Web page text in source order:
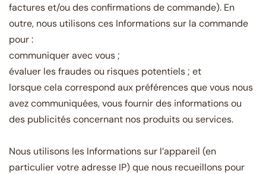
factures et/ou des confirmations de commande). En
outre, nous utilisons ces Informations sur la commande
pour :
communiquer avec vous ;
évaluer les fraudes ou risques potentiels ; et
lorsque cela correspond aux préférences que vous nous
avez communiquées, vous fournir des informations ou
des publicités concernant nos produits ou services.
Nous utilisons les Informations sur l’appareil (en
particulier votre adresse IP) que nous recueillons pour